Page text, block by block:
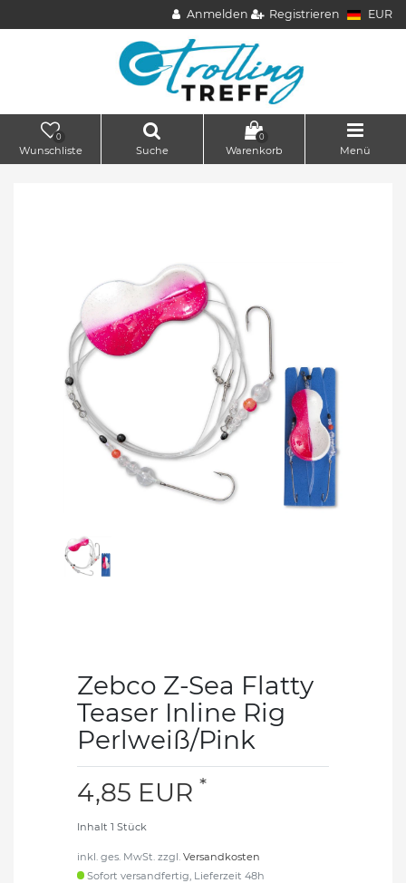
Anmelden Registrieren EUR
0
Wunschliste Suche
0
Warenkorb Menü
Zebco Z-Sea Flatty
Teaser Inline Rig
Perlweiß/Pink
4,85 EUR *
Inhalt 1 Stück
inkl. ges. MwSt. zzgl. Versandkosten
Sofort versandfertig, Lieferzeit 48h